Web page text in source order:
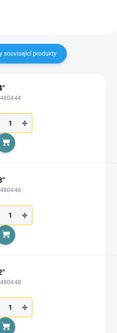
související produkty
+
Do košíku
+
Do košíku
+